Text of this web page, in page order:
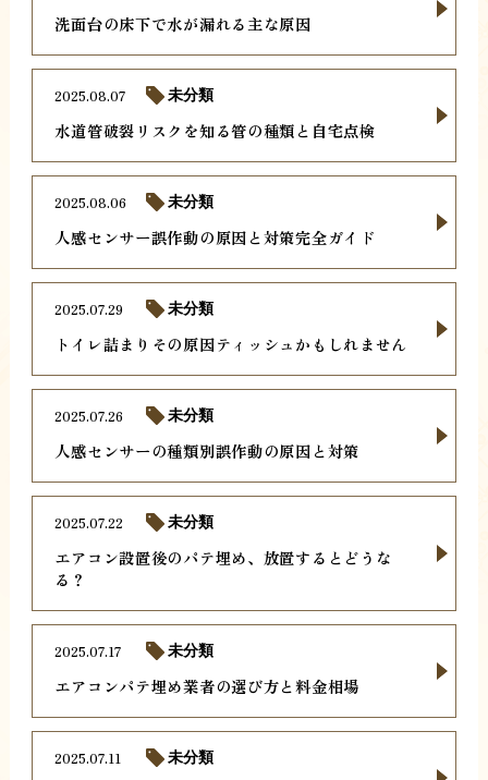
洗面台の床下で水が漏れる主な原因
水道管破裂リスクを知る管の種類と自宅点検
2025.08.07 未分類
人感センサー誤作動の原因と対策完全ガイド
2025.08.06 未分類
トイレ詰まりその原因ティッシュかもしれません
2025.07.29 未分類
人感センサーの種類別誤作動の原因と対策
2025.07.26 未分類
エアコン設置後のパテ埋め、放置するとどうな
る？
2025.07.22 未分類
エアコンパテ埋め業者の選び方と料金相場
2025.07.17 未分類
2025.07.11 未分類